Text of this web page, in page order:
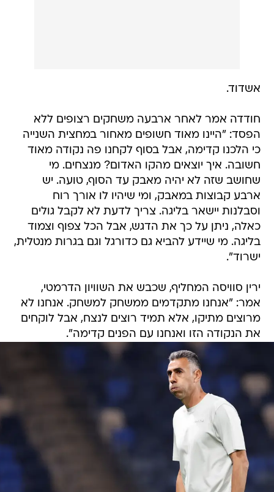
אשדוד.
חודדה אמר לאחר ארבעה משחקים רצופים ללא
הפסד: "היינו מאוד חשופים מאחור במחצית השנייה
כי הלכנו קדימה, אבל בסוף לקחנו פה נקודה מאוד
חשובה. איך יוצאים מהקו האדום? מנצחים. מי
שחושב שזה לא יהיה מאבק עד הסוף, טועה. יש
ארבע קבוצות במאבק, ומי שיהיו לו אורך רוח
וסבלנות יישאר בליגה. צריך לדעת לא לקבל גולים
כאלה, ניתן על כך את הדגש, אבל הכל צפוף וצמוד
בליגה. מי שיידע להביא גם כדורגל וגם בגרות מנטלית,
ישרוד".
ירין סוויסה המחליף, שכבש את השוויון הדרמטי,
אמר: "אנחנו מתקדמים ממשחק למשחק. אנחנו לא
מרוצים מתיקו, אלא תמיד רוצים לנצח, אבל לוקחים
את הנקודה הזו ואנחנו עם הפנים קדימה".